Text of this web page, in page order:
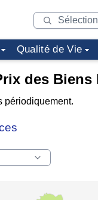
Qualité de Vie
des Biens
périodiquement.